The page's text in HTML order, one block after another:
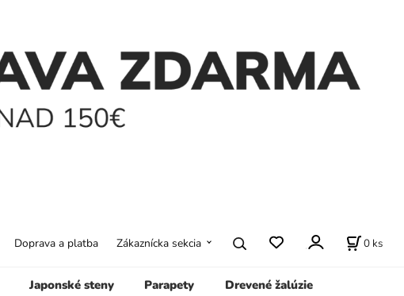
Japonské steny Parapety
Drevené žalúzie
Doprava a platba Zákaznícka sekcia 0 ks